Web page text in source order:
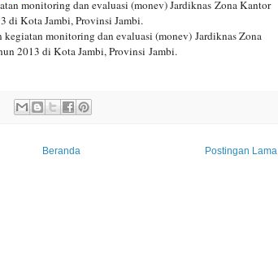
monitoring dan evaluasi (monev) Jardiknas Zona Kantor
di Kota Jambi, Provinsi Jambi.
monitoring dan evaluasi (monev) Jardiknas Zona
2013 di Kota Jambi, Provinsi Jambi.
Postingan Lama
Beranda